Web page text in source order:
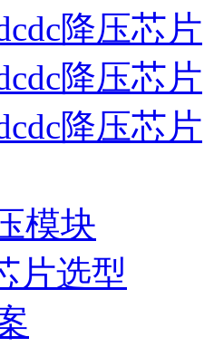
降压芯片
降压芯片
降压芯片
模块
片选型